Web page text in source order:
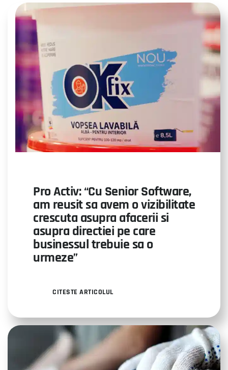
Pro Activ: “Cu Senior Software,
am reusit sa avem o vizibilitate
crescuta asupra afacerii si
asupra directiei pe care
businessul trebuie sa o
urmeze”
CITESTE ARTICOLUL